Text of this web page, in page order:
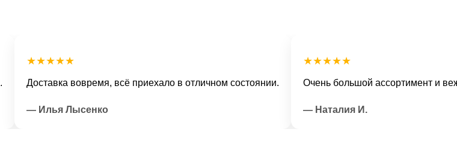
★★★★★
Доставка вовремя, всё приехало в отличном состоянии.
— Илья Лысенко
★★★★★
Очень большой ассортимент и
— Наталия И.